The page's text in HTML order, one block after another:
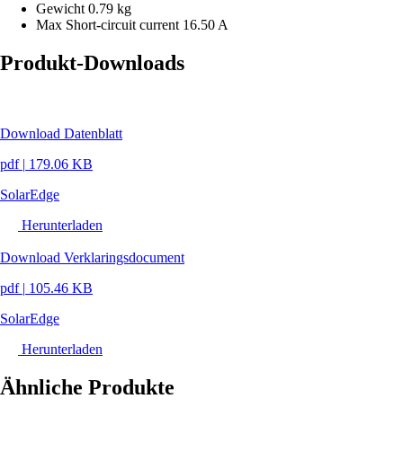
Gewicht 0.79 kg
Max Short-circuit current 16.50 A
Produkt-Downloads
Download Datenblatt
pdf | 179.06 KB
SolarEdge
Herunterladen
Download Verklaringsdocument
pdf | 105.46 KB
SolarEdge
Herunterladen
Ähnliche Produkte